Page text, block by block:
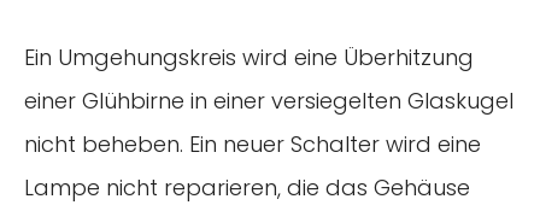
Ein Umgehungskreis wird eine Überhitzung
einer Glühbirne in einer versiegelten Glaskugel
nicht beheben. Ein neuer Schalter wird eine
Lampe nicht reparieren, die das Gehäuse